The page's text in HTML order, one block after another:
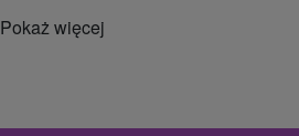
Pokaż więcej